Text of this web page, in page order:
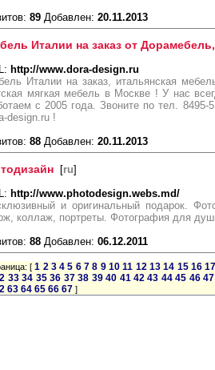
89 Добавлен: 20.11.2013
Италии на заказ от
http://www.dora-design.ru
Италии на заказ, итальянская
мягкая мебель в Москве ! У нас
с 2005 года. Звоните по тел.
design.ru !
88 Добавлен: 20.11.2013
[ru]
http://www.photodesign.webs.md/
и оригинальный подарок.
коллаж, портреты. Фотография для
88 Добавлен: 06.12.2011
[1 2 3 4 5 6 7 8 9 10 11 12 13 14 15 16
33 34 35 36 37 38 39 40 41 42 43 44 45 46 47
63 64 65 66 67 ]